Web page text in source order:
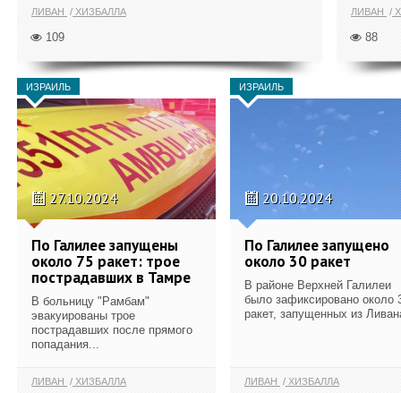
ЛИВАН ХИЗБАЛЛА
109
ЛИВАН
88
ИЗРАИЛЬ
27.10.2024
По Галилее запущены
около 75 ракет: трое
пострадавших в Тамре
В больницу "Рамбам"
эвакуированы трое
пострадавших после прямого
попадания...
ЛИВАН ХИЗБАЛЛА
ИЗРАИЛЬ
20.10.2024
По Галилее запущено
около 30 ракет
В районе Верхней Галилеи
было зафиксировано около
ракет, запущенных из
ЛИВАН ХИЗБАЛЛА